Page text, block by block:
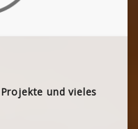
und vieles